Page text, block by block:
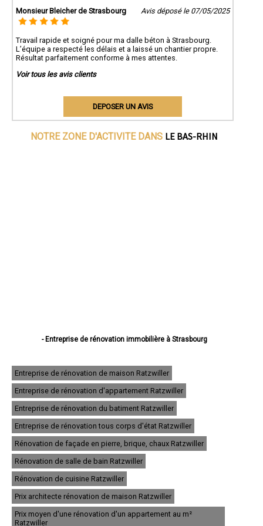
Monsieur Bleicher de Strasbourg
Avis déposé le 07/05/2025
Travail rapide et soigné pour ma dalle béton à Strasbourg.
L’équipe a respecté les délais et a laissé un chantier propre.
Résultat parfaitement conforme à mes attentes.
Voir tous les avis clients
DEPOSER UN AVIS
NOTRE ZONE D'ACTIVITE DANS LE BAS-RHIN
- Entreprise de rénovation immobilière à Strasbourg
- Entreprise de rénovation immobilière à Illkirch-Graffenstaden
- Entreprise de rénovation immobilière à Sélestat
- Entreprise de rénovation immobilière à Bischheim
- Entreprise de rénovation immobilière à Lingolsheim
- Entreprise de rénovation immobilière à Bischwiller
- Entreprise de rénovation immobilière à Saverne
- Entreprise de rénovation immobilière à Obernai
- Entreprise de rénovation immobilière à Ostwald
- Entreprise de rénovation immobilière à Hœnheim
- Entreprise de rénovation immobilière à Erstein
- Entreprise de rénovation immobilière à Brumath
- Entreprise de rénovation immobilière à Molsheim
- Entreprise de rénovation immobilière à Wissembourg
- Entreprise de rénovation immobilière à Souffelweyersheim
- Entreprise de rénovation immobilière à Geispolsheim
Entreprise de rénovation de maison Ratzwiller
Entreprise de rénovation d'appartement Ratzwiller
Entreprise de rénovation du batiment Ratzwiller
Entreprise de rénovation tous corps d'état Ratzwiller
Rénovation de façade en pierre, brique, chaux Ratzwiller
Rénovation de salle de bain Ratzwiller
Rénovation de cuisine Ratzwiller
Prix architecte rénovation de maison Ratzwiller
Prix moyen d'une rénovation d'un appartement au m²
Ratzwiller